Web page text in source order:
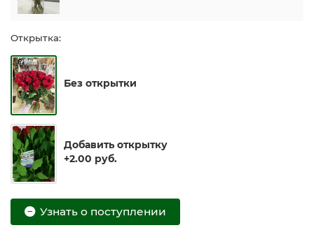
Открытка:
Без открытки
Добавить открытку
+2.00 руб.
Узнать о поступлении